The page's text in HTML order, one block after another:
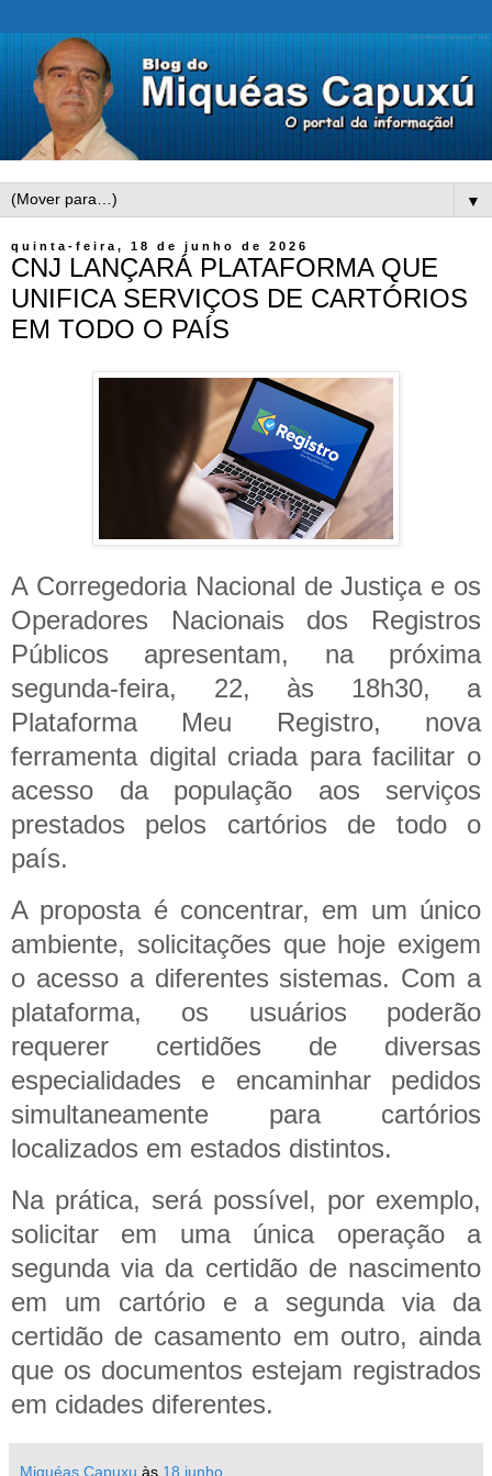
▼
quinta-feira, 18 de junho de 2026
CNJ LANÇARÁ PLATAFORMA QUE
UNIFICA SERVIÇOS DE CARTÓRIOS
EM TODO O PAÍS
A Corregedoria Nacional de Justiça e os
Operadores Nacionais dos Registros
Públicos apresentam, na próxima
segunda-feira, 22, às 18h30, a
Plataforma Meu Registro, nova
ferramenta digital criada para facilitar o
acesso da população aos serviços
prestados pelos cartórios de todo o
país.
A proposta é concentrar, em um único
ambiente, solicitações que hoje exigem
o acesso a diferentes sistemas. Com a
plataforma, os usuários poderão
requerer certidões de diversas
especialidades e encaminhar pedidos
simultaneamente para cartórios
localizados em estados distintos.
Na prática, será possível, por exemplo,
solicitar em uma única operação a
segunda via da certidão de nascimento
em um cartório e a segunda via da
certidão de casamento em outro, ainda
que os documentos estejam registrados
em cidades diferentes.
Miquéas Capuxu às 18 junho